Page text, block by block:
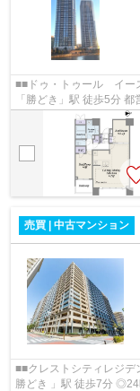
■■ドゥ・トゥール イースト■■ 2015年(平成27年)10月完
「勝どき」駅 徒歩5分 都営大江戸線・東京メトロ有楽町線「月島」駅 徒歩15
売買 | 中古マンション
■■クレストシティレジデンス■■ 2007年(平成19年)2⽉完成
勝どき 」駅 徒歩7分 ◎24時間有⼈管理 9:00〜18:00（管理員） 9:00〜